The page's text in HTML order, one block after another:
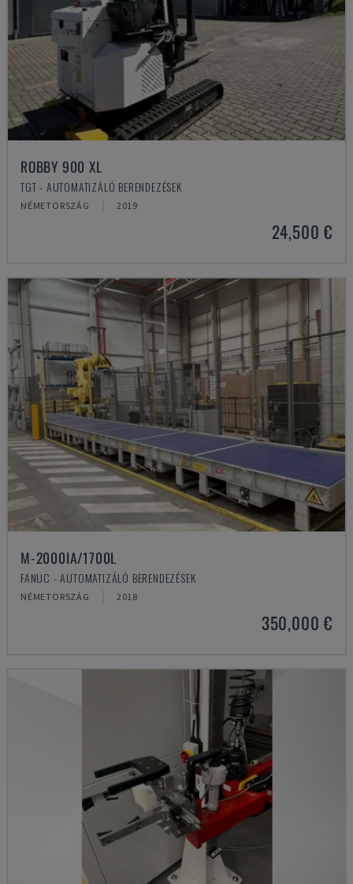
ROBBY 900 XL
TGT - AUTOMATIZÁLÓ BERENDEZÉSEK
NÉMETORSZÁG 2019
24,500 €
M-2000IA/1700L
FANUC - AUTOMATIZÁLÓ BERENDEZÉSEK
NÉMETORSZÁG 2018
350,000 €